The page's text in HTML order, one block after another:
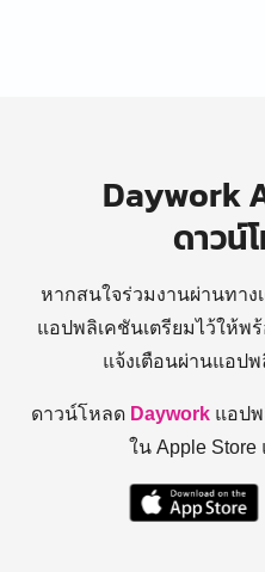
Daywork
ดาวน์
หากสนใจร่วมงานผ่านทาง
แอปพลิเคชันเตรียมไว้ให้พ
แจ้งเตือนผ่านแอป
ดาวน์โหลด Daywork แอปพ
ใน Apple Store